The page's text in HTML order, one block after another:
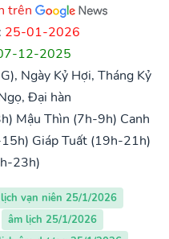
trên
: 25-01-2026
12-2025
Ngày Kỷ Hợi, Tháng Kỷ
Đại hàn
Mậu Thìn (7h-9h) Canh
Giáp Tuất (19h-21h)
23h)
lịch vạn niên 25/1/2026
âm lịch 25/1/2026